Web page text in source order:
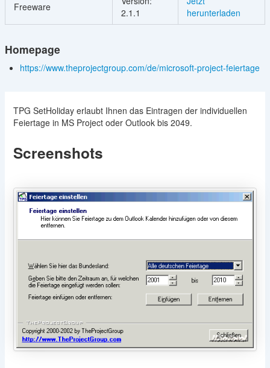
Freeware
2.1.1
herunterladen
Homepage
https://www.theprojectgroup.com/de/microsoft-project-feiertage
TPG SetHoliday erlaubt Ihnen das Eintragen der individuellen
Feiertage in MS Project oder Outlook bis 2049.
Screenshots